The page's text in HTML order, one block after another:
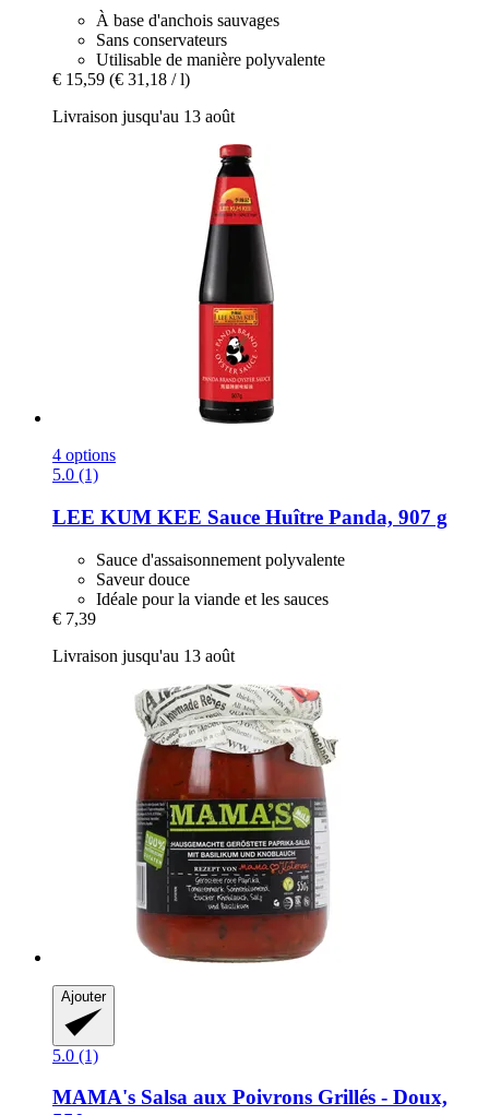
À base d'anchois sauvages
Sans conservateurs
Utilisable de manière polyvalente
€ 15,59 (€ 31,18 / l)
Livraison jusqu'au 13 août
4 options
5.0 (1)
LEE KUM KEE Sauce Huître Panda, 907 g
Sauce d'assaisonnement polyvalente
Saveur douce
Idéale pour la viande et les sauces
€ 7,39
Livraison jusqu'au 13 août
Ajouter
5.0 (1)
MAMA's Salsa aux Poivrons Grillés -​ Doux,